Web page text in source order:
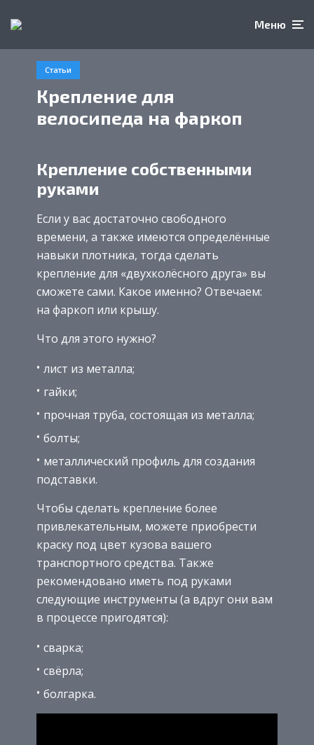
Меню
Статьи
Крепление для
велосипеда на фаркоп
Крепление собственными
руками
Если у вас достаточно свободного
времени, а также имеются определённые
навыки плотника, тогда сделать
крепление для «двухколёсного друга» вы
сможете сами. Какое именно? Отвечаем:
на фаркоп или крышу.
Что для этого нужно?
лист из металла;
гайки;
прочная труба, состоящая из металла;
болты;
металлический профиль для создания
подставки.
Чтобы сделать крепление более
привлекательным, можете приобрести
краску под цвет кузова вашего
транспортного средства. Также
рекомендовано иметь под руками
следующие инструменты (а вдруг они вам
в процессе пригодятся):
сварка;
свёрла;
болгарка.